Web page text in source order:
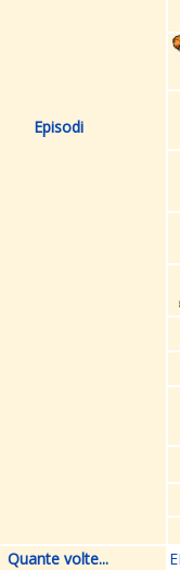
Episodi
Quante volte...